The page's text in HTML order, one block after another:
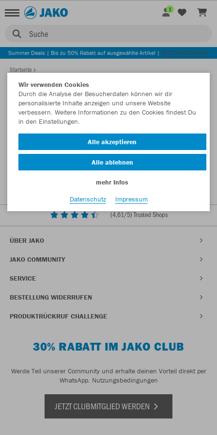
Suche
1
Summer Deals | Bis zu 50% Rabatt auf ausgewählte Artikel | JETZT ENTDECKEN
Startseite
(4,61/5) Trusted Shops
ÜBER JAKO
JAKO COMMUNITY
SERVICE
BESTELLUNG WIDERRUFEN
PRODUKTRÜCKRUF CHALLENGE
30% RABATT IM JAKO CLUB
Werde Teil unserer Community und erhalte deinen Vorteil direkt per
WhatsApp. Nutzungsbedingungen
JETZT CLUBMITGLIED WERDEN
Wir verwenden Cookies
Durch die Analyse der Besucherdaten können wir dir
personalisierte Inhalte anzeigen und unsere Website
verbessern. Weitere Informationen zu den Cookies findest Du
in den Einstellungen.
Alle akzeptieren
Alle ablehnen
mehr Infos
Datenschutz
Impressum